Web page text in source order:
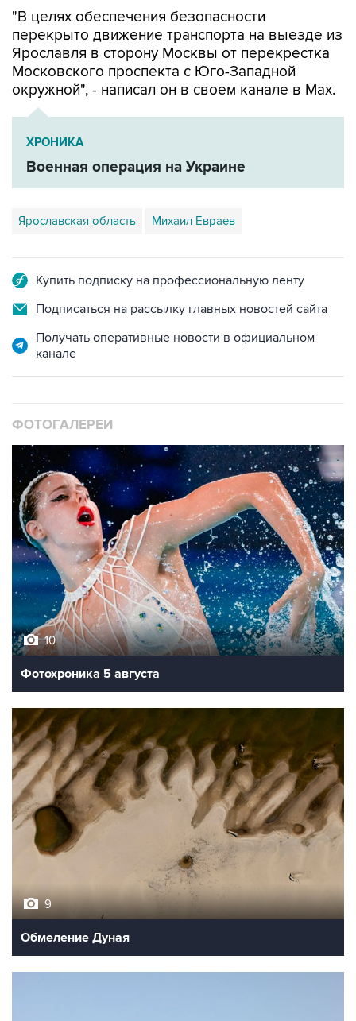
"В целях обеспечения безопасности
перекрыто движение транспорта на выезде из
Ярославля в сторону Москвы от перекрестка
Московского проспекта с Юго-Западной
окружной", - написал он в своем канале в Мах.
ХРОНИКА
Военная операция на Украине
Ярославская область Михаил Евраев
Купить подписку на профессиональную ленту
Подписаться на рассылку главных новостей сайта
Получать оперативные новости в официальном
канале
ФОТОГАЛЕРЕИ
10
Фотохроника 5 августа
9
Обмеление Дуная